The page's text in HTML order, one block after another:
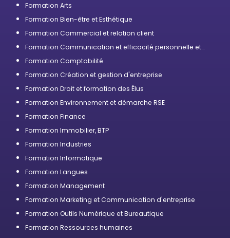
Formation Arts
Formation Bien-être et Esthétique
Formation Commercial et relation client
Formation Communication et efficacité personnelle et
Formation Comptabilité
Formation Création et gestion d'entreprise
Formation Droit et formation des Élus
Formation Environnement et démarche RSE
Formation Finance
Formation Immobilier, BTP
Formation Industries
Formation Informatique
Formation Langues
Formation Management
Formation Marketing et Communication d'entreprise
Formation Outils Numérique et Bureautique
Formation Ressources humaines